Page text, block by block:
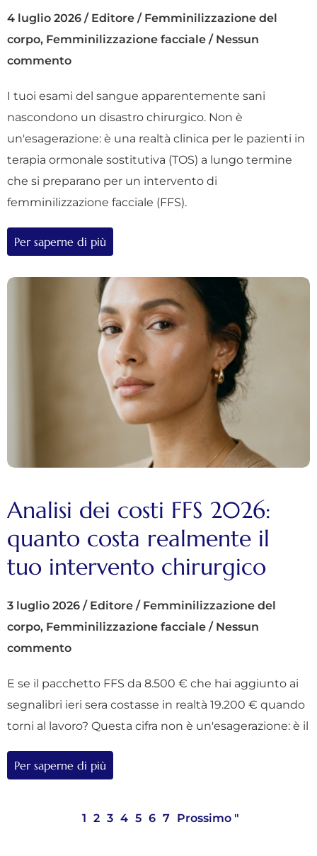
4 luglio 2026 / Editore / Femminilizzazione del
corpo, Femminilizzazione facciale / Nessun
commento
I tuoi esami del sangue apparentemente sani
nascondono un disastro chirurgico. Non è
un'esagerazione: è una realtà clinica per le pazienti in
terapia ormonale sostitutiva (TOS) a lungo termine
che si preparano per un intervento di
femminilizzazione facciale (FFS).
Per saperne di più
Analisi dei costi FFS 2026:
quanto costa realmente il
tuo intervento chirurgico
3 luglio 2026 / Editore / Femminilizzazione del
corpo, Femminilizzazione facciale / Nessun
commento
E se il pacchetto FFS da 8.500 € che hai aggiunto ai
segnalibri ieri sera costasse in realtà 19.200 € quando
torni al lavoro? Questa cifra non è un'esagerazione: è il
Per saperne di più
1 2 3 4 5 6 7 Prossimo "